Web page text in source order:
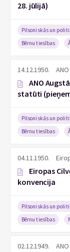
28. jūlijā)
Pilsoniskās un
Bērnu tiesības
14.12.1950.
ANO
statūti
Pilsoniskās un
Bērnu tiesības
04.11.1950.
Eiropas
konvencija
Pilsoniskās un
Bērnu tiesības
02.12.1949.